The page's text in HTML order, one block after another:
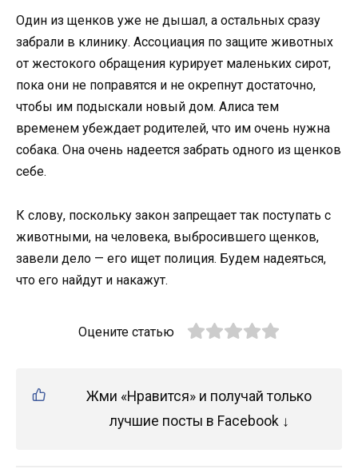
Один из щенков уже не дышал, а остальных сразу
забрали в клинику. Ассоциация по защите животных
от жестокого обращения курирует маленьких сирот,
пока они не поправятся и не окрепнут достаточно,
чтобы им подыскали новый дом. Алиса тем
временем убеждает родителей, что им очень нужна
собака. Она очень надеется забрать одного из щенков
себе.
К слову, поскольку закон запрещает так поступать с
животными, на человека, выбросившего щенков,
завели дело — его ищет полиция. Будем надеяться,
что его найдут и накажут.
Оцените статью
Жми «Нравится» и получай только
лучшие посты в Facebook ↓